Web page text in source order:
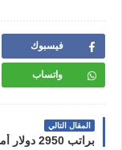
فيسبوك
واتساب
المقال التالي